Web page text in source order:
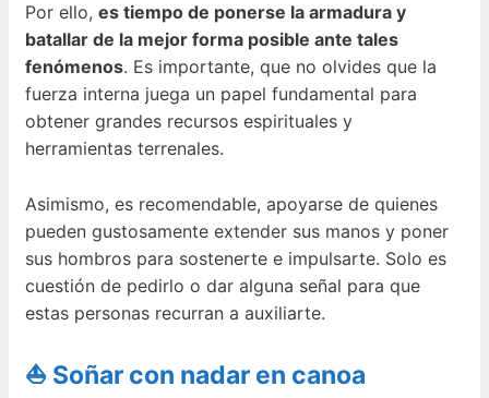
Por ello, es tiempo de ponerse la armadura y
batallar de la mejor forma posible ante tales
fenómenos. Es importante, que no olvides que la
fuerza interna juega un papel fundamental para
obtener grandes recursos espirituales y
herramientas terrenales.
Asimismo, es recomendable, apoyarse de quienes
pueden gustosamente extender sus manos y poner
sus hombros para sostenerte e impulsarte. Solo es
cuestión de pedirlo o dar alguna señal para que
estas personas recurran a auxiliarte.
⛵ Soñar con nadar en canoa